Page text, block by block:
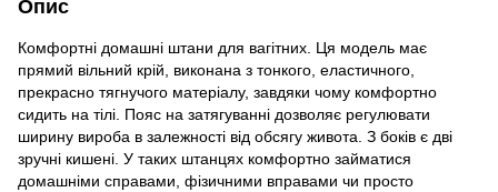
Опис
Комфортні домашні штани для вагітних. Ця модель має
прямий вільний крій, виконана з тонкого, еластичного,
прекрасно тягнучого матеріалу, завдяки чому комфортно
сидить на тілі. Пояс на затягуванні дозволяє регулювати
ширину вироба в залежності від обсягу живота. З боків є дві
зручні кишені. У таких штанцях комфортно займатися
домашніми справами, фізичними вправами чи просто